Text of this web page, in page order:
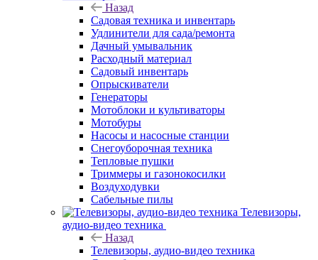
Назад
Садовая техника и инвентарь
Удлинители для сада/ремонта
Дачный умывальник
Расходный материал
Садовый инвентарь
Опрыскиватели
Генераторы
Мотоблоки и культиваторы
Мотобуры
Насосы и насосные станции
Снегоуборочная техника
Тепловые пушки
Триммеры и газонокосилки
Воздуходувки
Сабельные пилы
Телевизоры,
аудио-видео техника
Назад
Телевизоры, аудио-видео техника